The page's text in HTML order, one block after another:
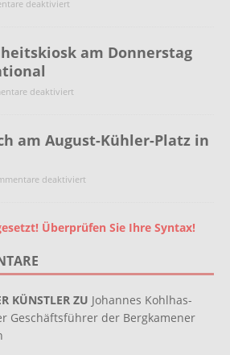
deaktiviert
am Donnerstag
deaktiviert
am August-Kühler-Platz in
deaktiviert
Überprüfen Sie Ihre Syntax!
KÜNSTLER ZU Johannes Kohlhas-
Geschäftsführer der Bergkamener